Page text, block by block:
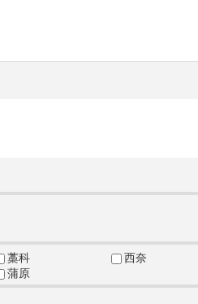
藁科
西奈
蒲原